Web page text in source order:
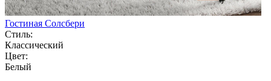
Гостиная Солсбери
Стиль:
Классический
Цвет:
Белый